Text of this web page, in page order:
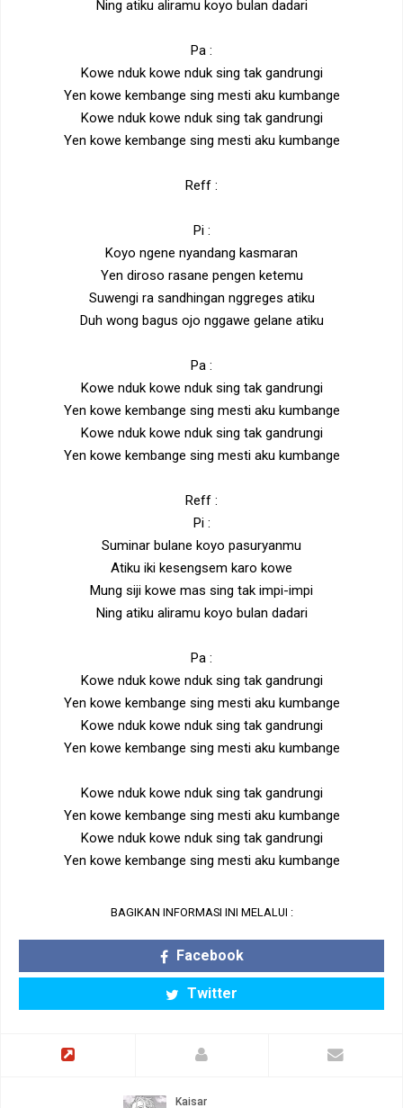
Ning atiku aliramu koyo bulan dadari
Pa :
Kowe nduk kowe nduk sing tak gandrungi
Yen kowe kembange sing mesti aku kumbange
Kowe nduk kowe nduk sing tak gandrungi
Yen kowe kembange sing mesti aku kumbange
Reff :
Pi :
Koyo ngene nyandang kasmaran
Yen diroso rasane pengen ketemu
Suwengi ra sandhingan nggreges atiku
Duh wong bagus ojo nggawe gelane atiku
Pa :
Kowe nduk kowe nduk sing tak gandrungi
Yen kowe kembange sing mesti aku kumbange
Kowe nduk kowe nduk sing tak gandrungi
Yen kowe kembange sing mesti aku kumbange
Reff :
Pi :
Suminar bulane koyo pasuryanmu
Atiku iki kesengsem karo kowe
Mung siji kowe mas sing tak impi-impi
Ning atiku aliramu koyo bulan dadari
Pa :
Kowe nduk kowe nduk sing tak gandrungi
Yen kowe kembange sing mesti aku kumbange
Kowe nduk kowe nduk sing tak gandrungi
Yen kowe kembange sing mesti aku kumbange
Kowe nduk kowe nduk sing tak gandrungi
Yen kowe kembange sing mesti aku kumbange
Kowe nduk kowe nduk sing tak gandrungi
Yen kowe kembange sing mesti aku kumbange
BAGIKAN INFORMASI INI MELALUI :
Facebook
Twitter